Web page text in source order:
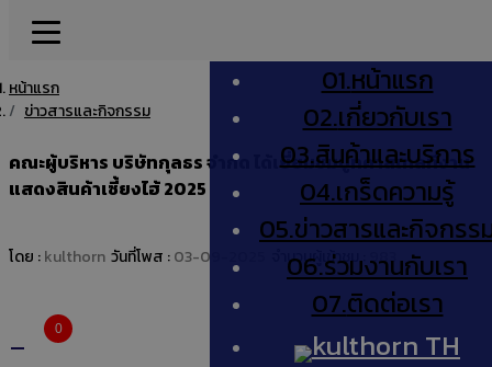
01.หน้าแรก
02.เกี่ยวกับเรา
03.สินค้าและบริการ
04.เกร็ดความรู้
05.ข่าวสารและกิจกรร
06.ร่วมงานกับเรา
07.ติดต่อเรา
TH
หน้าแรก
ข่าวสารและกิจกรรม
0
คณะผู้บริหาร บริษัทกุลธร จำกัด ได้เยี่ยมชมบูทคาสเทลที่งาน
แสดงสินค้าเซี้ยงไฮ้ 2025
โดย :kulthorn วันที่โพส :03-09-2025 จำนวนผู้เข้าชม : 983